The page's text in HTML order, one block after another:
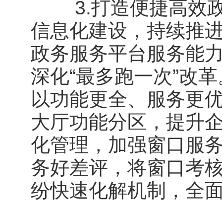
3.打造便捷高效政
信息化建设，持续推
政务服务平台服务能
深化“最多跑一次”改
以功能更全、服务更
大厅功能分区，提升
化管理，加强窗口服
务好差评，将窗口考
纷快速化解机制，全